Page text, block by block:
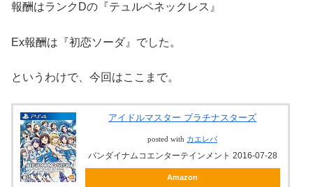
報酬はランクDの『テュルペネックレス』
Ex報酬は『初恋ソーダ』でした。
というわけで、今回はここまで。
アイドルマスター プラチナスターズ
posted with カエレバ
バンダイナムコエンターテインメント 2016-07-28
Amazon